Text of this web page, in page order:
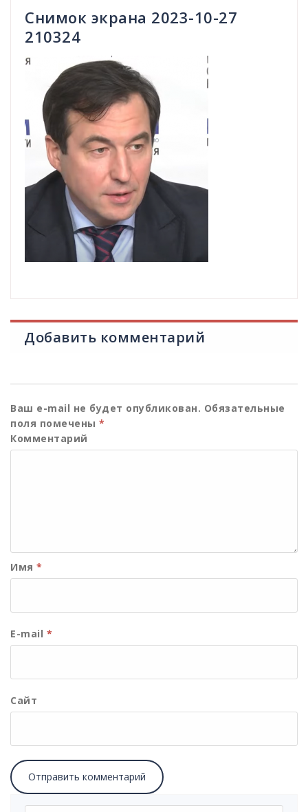
Снимок экрана 2023-10-27
210324
Добавить комментарий
Ваш e-mail не будет опубликован. Обязательные
поля помечены *
Комментарий
Имя *
E-mail *
Сайт